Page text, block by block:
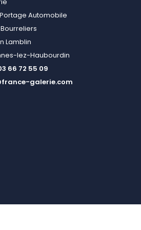
la manière dont vos informations sont
Automobile
Lamblin
lez-Haubourdin
66 72 55 09
galerie.com